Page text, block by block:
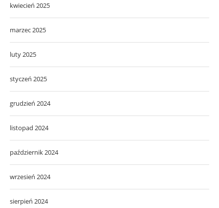
kwiecień 2025
marzec 2025
luty 2025
styczeń 2025
grudzień 2024
listopad 2024
październik 2024
wrzesień 2024
sierpień 2024